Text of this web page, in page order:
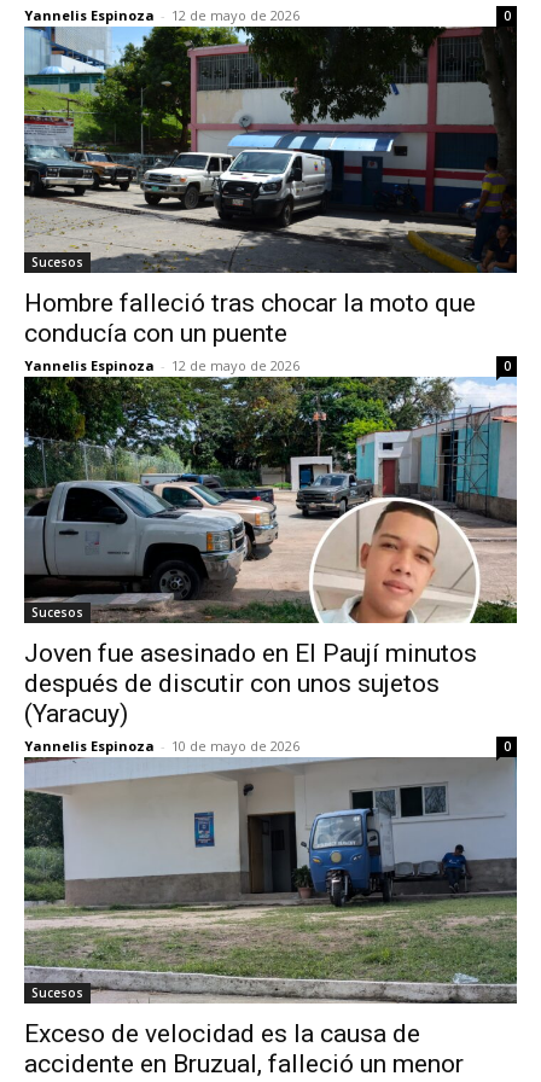
Yannelis Espinoza - 12 de mayo de 2026 0
Sucesos
Hombre falleció tras chocar la moto que
conducía con un puente
Yannelis Espinoza - 12 de mayo de 2026 0
Sucesos
Joven fue asesinado en El Paují minutos
después de discutir con unos sujetos
(Yaracuy)
Yannelis Espinoza - 10 de mayo de 2026 0
Sucesos
Exceso de velocidad es la causa de
accidente en Bruzual, falleció un menor